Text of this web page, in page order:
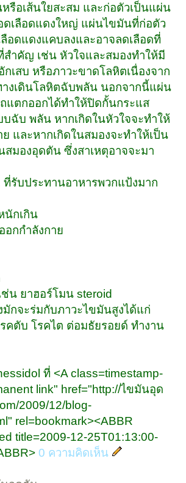
รือเส้นใยสะสม และก่อตัวเป็นแผ่น
เลือดแดงใหญ่ แผ่นไขมันที่ก่อตัว
อดแดงแคบลงและอาจลดเลือดที่
สำคัญ เช่น หัวใจและสมองทำให้มี
กเสบ หรือภาวะขาดโลหิตเนื่องจาก
งเดินโลหิตฉับพลัน นอกจากนี้แผ่น
แตกออกได้ทำให้ปิดกั้นกระแส
ฉับ พลัน หากเกิดในหัวใจจะทำให้
ย และหากเกิดในสมองจะทำให้เป็น
สมองอุดตัน ซึ่งสาเหตุอาจจะมา
ที่รับประทานอาหารพวกแป้งมาก
นักเกิน
อกกำลังกาย
น ยาฮอร์โมน steroid
มักจะร่มกับภาวะไขมันสูงได้แก่
คตับ โรคไต ต่อมธัยรอยด์ ทำงาน
ที่ <A class=timestamp-
link" href="http://ไขมันอุด
2009/12/blog-
rel=bookmark><ABBR
title=2009-12-25T01:13:00-
0 ความคิดเห็น